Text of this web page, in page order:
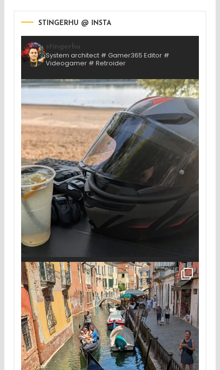
STINGERHU @ INSTA
System architect # Gamer365 Editor #
Videogamer # Retroider